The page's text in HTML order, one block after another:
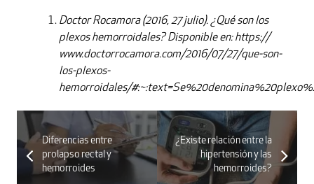
Doctor Rocamora (2016, 27 julio). ¿Qué son los
plexos hemorroidales? Disponible en: https://
www.doctorrocamora.com/2016/07/27/que-son-
los-plexos-
hemorroidales/
Diferencias entre
prolapso rectal y
hemorroides
¿Existe relación entre la
hipertensión y las
hemorroides?